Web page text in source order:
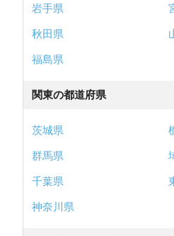
岩手県
秋田県
福島県
関東の都道府県
茨城県
群馬県
千葉県
神奈川県